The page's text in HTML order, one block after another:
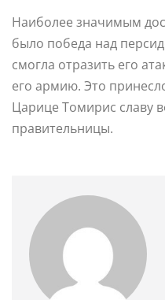
Наиболее значимым
было победа над
смогла отразить его
его армию. Это
Царице Томирис славу
правительницы.